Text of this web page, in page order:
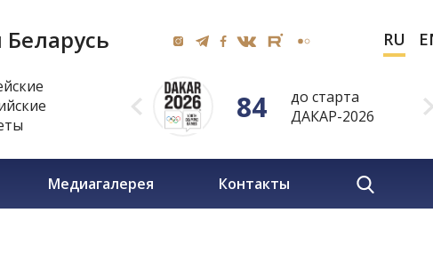
RU
84
до старта
ДАКАР-2026
Медиагалерея Контакты